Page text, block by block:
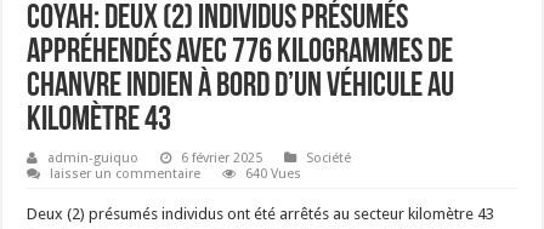
Coyah: Deux (2) individus présumés
appréhendés avec 776 kilogrammes de
chanvre indien à bord d’un véhicule au
kilomètre 43
admin-guiquo 6 février 2025
Société
laisser un commentaire
640 Vues
Deux (2) présumés individus ont été arrêtés au secteur kilomètre 43